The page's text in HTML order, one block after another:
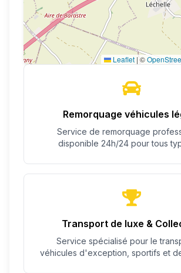
Leaflet | ©
Remorquage véhicules
Service de remorquage
disponible 24h/24 pour tous
Transport de luxe &
Service spécialisé pour le
véhicules d'exception, sportifs et